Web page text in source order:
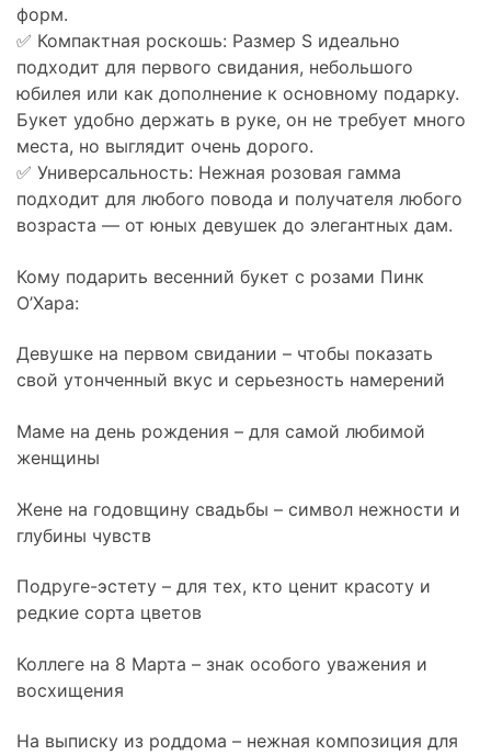
форм.
✅ Компактная роскошь: Размер S идеально
подходит для первого свидания, небольшого
юбилея или как дополнение к основному подарку.
Букет удобно держать в руке, он не требует много
места, но выглядит очень дорого.
✅ Универсальность: Нежная розовая гамма
подходит для любого повода и получателя любого
возраста — от юных девушек до элегантных дам.
Кому подарить весенний букет с розами Пинк
О’Хара:
Девушке на первом свидании – чтобы показать
свой утонченный вкус и серьезность намерений
Маме на день рождения – для самой любимой
женщины
Жене на годовщину свадьбы – символ нежности и
глубины чувств
Подруге-эстету – для тех, кто ценит красоту и
редкие сорта цветов
Коллеге на 8 Марта – знак особого уважения и
восхищения
На выписку из роддома – нежная композиция для